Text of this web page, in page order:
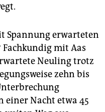
Spannung erwarteten
mit Aas
Neuling trotz
zehn bis
einer Nacht etwa 45